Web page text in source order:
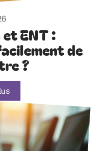
et ENT :
de
?